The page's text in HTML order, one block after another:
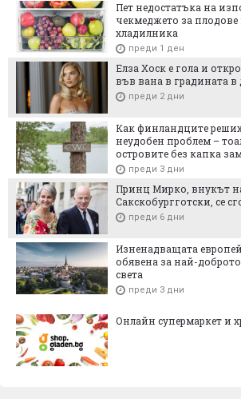
Пет недостатъка на
чекмеджето за плодове
хладилника
преди 1 ден
Елза Хоск е гола и
във вана в градината в
преди 2 дни
Как финландците
неудобен проблем –
островите без капка
преди 3 дни
Принц Мирко, внукът
Сакскобургготски, се
преди 6 дни
Изненадващата
обявена за най-
света
преди 3 дни
Онлайн супермаркет и